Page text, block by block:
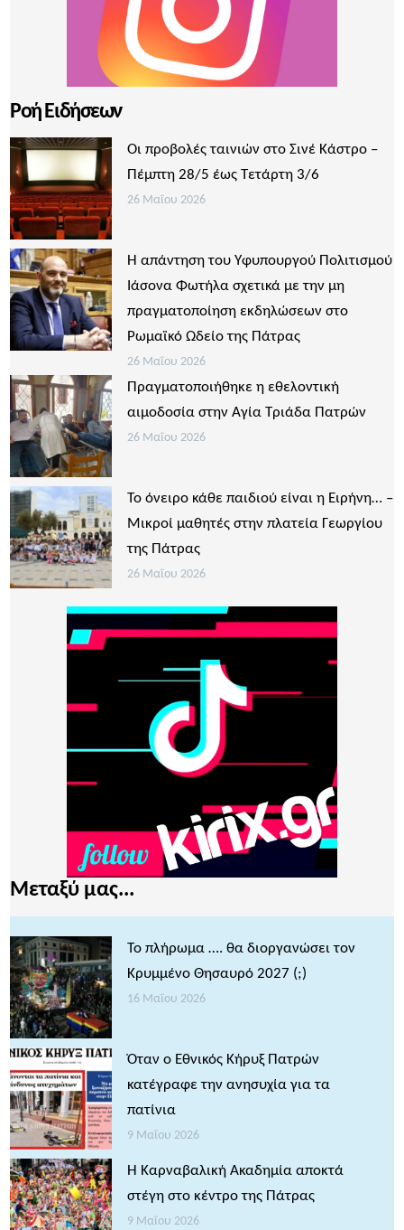
Ροή Ειδήσεων
Οι προβολές ταινιών στο Σινέ Κάστρο –
Πέμπτη 28/5 έως Τετάρτη 3/6
26 Μαΐου 2026
Η απάντηση του Υφυπουργού Πολιτισμού
Ιάσονα Φωτήλα σχετικά με την μη
πραγματοποίηση εκδηλώσεων στο
Ρωμαϊκό Ωδείο της Πάτρας
26 Μαΐου 2026
Πραγματοποιήθηκε η εθελοντική
αιμοδοσία στην Αγία Τριάδα Πατρών
26 Μαΐου 2026
Το όνειρο κάθε παιδιού είναι η Ειρήνη… –
Μικροί μαθητές στην πλατεία Γεωργίου
της Πάτρας
26 Μαΐου 2026
Μεταξύ μας...
Το πλήρωμα …. θα διοργανώσει τον
Κρυμμένο Θησαυρό 2027 (;)
16 Μαΐου 2026
Όταν ο Εθνικός Κήρυξ Πατρών
κατέγραφε την ανησυχία για τα
πατίνια
9 Μαΐου 2026
Η Καρναβαλική Ακαδημία αποκτά
στέγη στο κέντρο της Πάτρας
9 Μαΐου 2026